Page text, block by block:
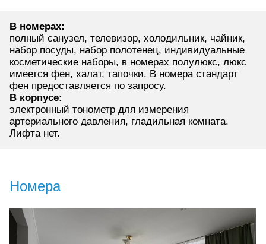
В номерах:
полный санузел, телевизор, холодильник, чайник,
набор посуды, набор полотенец, индивидуальные
косметические наборы, в номерах полулюкс, люкс
имеется фен, халат, тапочки. В номера стандарт
фен предоставляется по запросу.
В корпусе:
электронный тонометр для измерения
артериального давления, гладильная комната.
Лифта нет.
Номера